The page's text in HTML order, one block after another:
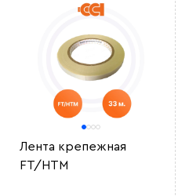
Лента крепежная
FT/HTM